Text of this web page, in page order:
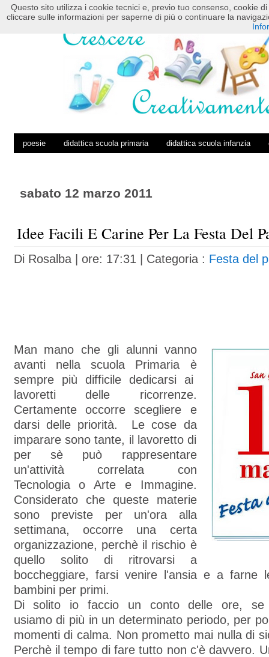
HOME POSTS RSS COMMENTS RSS
poesie didattica scuola primaria didattica scuola infanzia
sabato 12 marzo 2011
Idee Facili E Carine Per La Festa Del
Di Rosalba| ore: 17:31 | Categoria : Festa del
Man mano che gli alunni vanno
avanti nella scuola Primaria è
sempre più difficile dedicarsi ai
lavoretti delle ricorrenze.
Certamente occorre scegliere e
darsi delle priorità. Le cose da
imparare sono tante, il lavoretto di
per sè può rappresentare
un'attività correlata con
Tecnologia o Arte e Immagine.
Considerato che queste materie
sono previste per un'ora alla
settimana, occorre una certa
organizzazione, perchè il rischio è
quello solito di ritrovarsi a
boccheggiare, farsi venire l'ansia e a farne
bambini per primi.
Di solito io faccio un conto delle ore, se
usiamo di più in un determinato periodo, per
momenti di calma. Non prometto mai nulla di
Perchè il tempo di fare tutto non c'è davvero.
Questo sito utilizza i cookie tecnici e, previo tuo consenso, cookie
cliccare sulle informazioni per saperne di più o continuare la